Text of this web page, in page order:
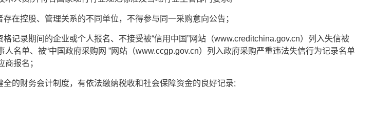
在控股、管理关系的不同单位，不得参与同一采购意向公告；
记录期间的企业或个人报名、不接受被“信用中国”网站（www.creditchina.gov.cn）列入失信被
名单、被“中国政府采购网 ”网站（www.ccgp.gov.cn）列入政府采购严重违法失信行为记录名单
商报名；
的财务会计制度，有依法缴纳税收和社会保障资金的良好记录;